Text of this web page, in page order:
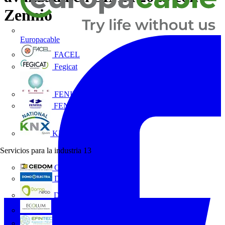
Europacable
FACEL
Fegicat
FENIE
FENITEL
KNX España
Servicios para la industria 13
CEDOM
Domo Electra
Domonetio
Zennio